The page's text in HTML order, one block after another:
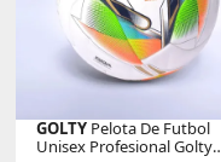
GOLTY Pelota De Futbol
Unisex Profesional Golty